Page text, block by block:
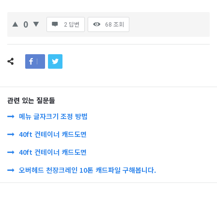
0 2 답변 68 조회
관련 있는 질문들
메뉴 글자크기 조정 방법
40ft 컨테이너 캐드도면
40ft 컨테이너 캐드도면
오버헤드 천장크레인 10톤 캐드파일 구해봅니다.